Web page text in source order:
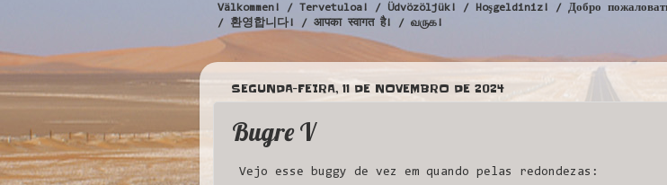
Välkommen! / Tervetuloa! / Üdvözöljük! / Hoşgeldiniz! / Добро
/ 환영합니다! / आपका स्वागत है! / வருக!
SEGUNDA-FEIRA, 11 DE NOVEMBRO DE 2024
Bugre V
Vejo esse buggy de vez em quando pelas redondezas: